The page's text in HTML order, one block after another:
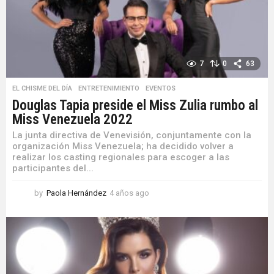
o
7 0 63
EL CHISME DEL DÍA ,ENTRETENIMIENTO ,EVENTOS
Douglas Tapia preside el Miss Zulia rumbo al
Miss Venezuela 2022
La junta directiva de Venevisión, conjuntamente con la
organización Miss Venezuela; ha decidido volver a
realizar los casting regionales para escoger a las
participantes del...
by Paola Hernández 4 años ago
ñ
o
s
a
g